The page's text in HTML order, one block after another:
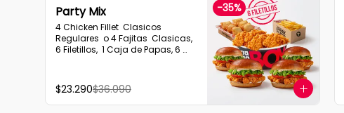
-35%
Party Mix
4 Chicken Fillet  Clasicos
Regulares  o 4 Fajitas  Clasicas,
6 Filetillos,  1 Caja de Papas, 6
$23.290$36.090